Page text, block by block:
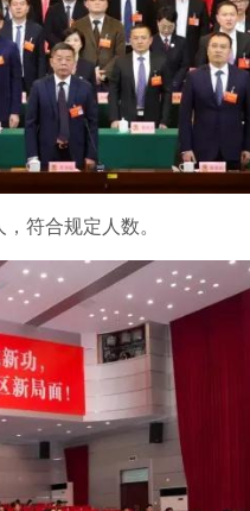
符合规定人数。